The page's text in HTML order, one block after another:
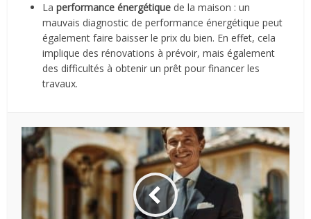
Laperformance énergétique de la maison : un
mauvais diagnostic de performance énergétique peut
également faire baisser le prix du bien. En effet, cela
implique des rénovations à prévoir, mais également
des difficultés à obtenir un prêt pour financer les
travaux.